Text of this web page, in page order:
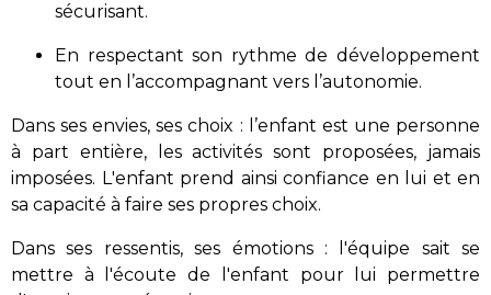
sécurisant.
En respectant son rythme de développement
tout en l’accompagnant vers l’autonomie.
Dans ses envies, ses choix : l’enfant est une personne
à part entière, les activités sont proposées, jamais
imposées. L'enfant prend ainsi confiance en lui et en
sa capacité à faire ses propres choix.
Dans ses ressentis, ses émotions : l'équipe sait se
mettre à l'écoute de l'enfant pour lui permettre